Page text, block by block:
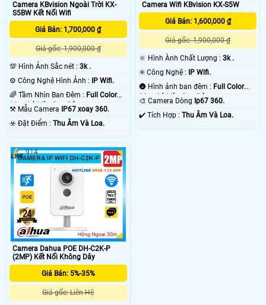
Camera KBvision Ngoài Trời KX-
S5BW Kết Nối Wifi
Giá Bán: 1,700,000 ₫
Giá gốc: 1,900,000 ₫
💯 Hình Ảnh Sắc nét : 3k .
⚙ Công Nghệ Hình Ảnh :
IP Wifi.
🌈 Tầm Nhìn Ban Đêm : Full Color
30m Có Màu Ban Ðêm.
⚒ Mẫu Camera
IP67 xoay 360.
️☣️ Đặt Điểm : Thu Âm Và Loa.
Camera Wifi KBvision KX-S5W
Giá Bán: 1,600,000 ₫
Giá gốc: 1,900,000 ₫
🔆 Hình Ành Chất Lượng :3k .
✳️ Công Nghệ :
IP Wifi.
🌚 Hình ảnh ban đêm : Full Color
30m Có Màu Ban Ðêm.
🎨 Camera Dòng Ip67 360.
️✔️ Tích Hợp :Thu Âm Và Loa.
Camera Dahua POE DH-C2K-P
(2MP) Kết Nối Không Dây
Giá Bán: 5%-35%
Giá gốc: Liên Hệ
914